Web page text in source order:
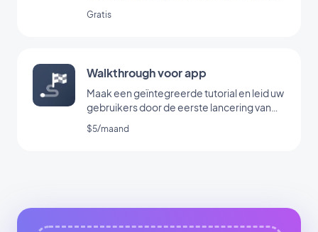
Gratis
Walkthrough voor app
Maak een geïntegreerde tutorial en leid uw
gebruikers door de eerste lancering van
uw app
$5/maand